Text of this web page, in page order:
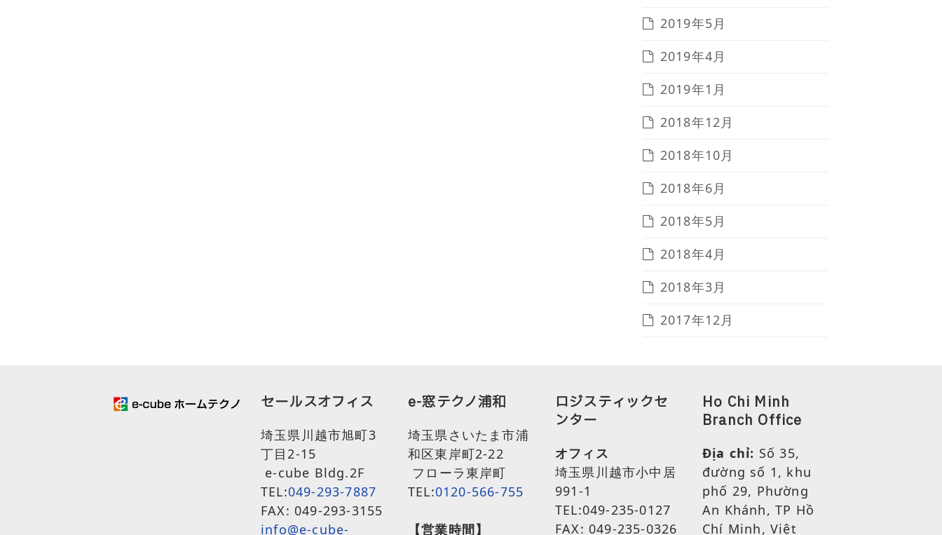
2019年5月
2019年4月
2019年1月
2018年12月
2018年10月
2018年6月
2018年5月
2018年4月
2018年3月
2017年12月
セールスオフィス
埼玉県川越市旭町3
丁目2-15
e-cube Bldg.2F
TEL:049-293-7887
FAX: 049-293-3155
info@e-cube-
e-窓テクノ浦和
埼玉県さいたま市浦
和区東岸町2-22
フローラ東岸町
TEL:0120-566-755
【営業時間】
ロジスティックセ
ンター
オフィス
埼玉県川越市小中居
991-1
TEL:049-235-0127
FAX: 049-235-0326
Ho Chi Minh
Branch Office
Địa chỉ: Số 35,
đường số 1, khu
phố 29, Phường
An Khánh, TP Hồ
Chí Minh, Việt